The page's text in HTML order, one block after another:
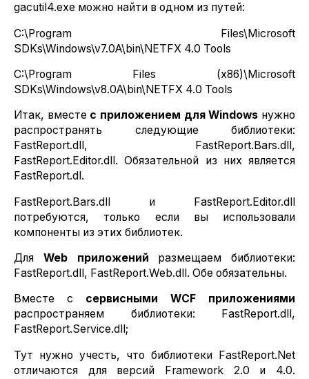
gacutil4.exe можно найти в одном из путей:
C:\Program Files\Microsoft
SDKs\Windows\v7.0A\bin\NETFX 4.0 Tools
C:\Program Files (x86)\Microsoft
SDKs\Windows\v8.0A\bin\NETFX 4.0 Tools
Итак, вместе с приложением дляWindows нужно
распространять следующие библиотеки:
FastReport.dll, FastReport.Bars.dll,
FastReport.Editor.dll. Обязательной из них является
FastReport.dl.
FastReport.Bars.dll и FastReport.Editor.dll
потребуются, только если вы использовали
компоненты из этих библиотек.
Для Webприложений размещаем библиотеки:
FastReport.dll, FastReport.Web.dll. Обе обязательны.
Вместе с сервисными WCF приложениями
распространяем библиотеки: FastReport.dll,
FastReport.Service.dll;
Тут нужно учесть, что библиотеки FastReport.Net
отличаются для версий Framework 2.0 и 4.0.